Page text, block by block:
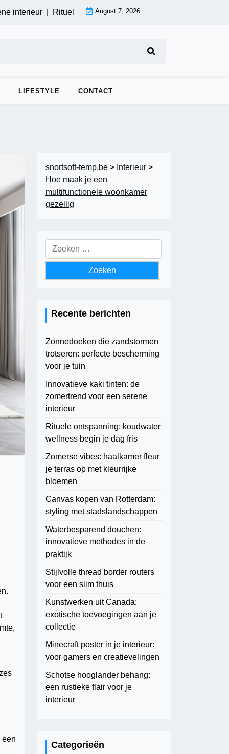
|Rituele ontspanning: koudwater wellness begin je
August 7, 2026
LIFESTYLE CONTACT
een
snortsoft-temp.be > Interieur >
Hoe maak je een
multifunctionele woonkamer
gezellig
Zoeken
naar:
Recente berichten
Zonnedoeken die zandstormen
trotseren: perfecte bescherming
voor je tuin
Innovatieve kaki tinten: de
zomertrend voor een serene
interieur
Rituele ontspanning: koudwater
wellness begin je dag fris
Zomerse vibes: haalkamer fleur
je terras op met kleurrijke
bloemen
Canvas kopen van Rotterdam:
styling met stadslandschappen
Waterbesparend douchen:
innovatieve methodes in de
praktijk
Stijlvolle thread border routers
voor een slim thuis
Kunstwerken uit Canada:
exotische toevoegingen aan je
collectie
Minecraft poster in je interieur:
voor gamers en creatievelingen
Schotse hooglander behang:
een rustieke flair voor je
interieur
Categorieën